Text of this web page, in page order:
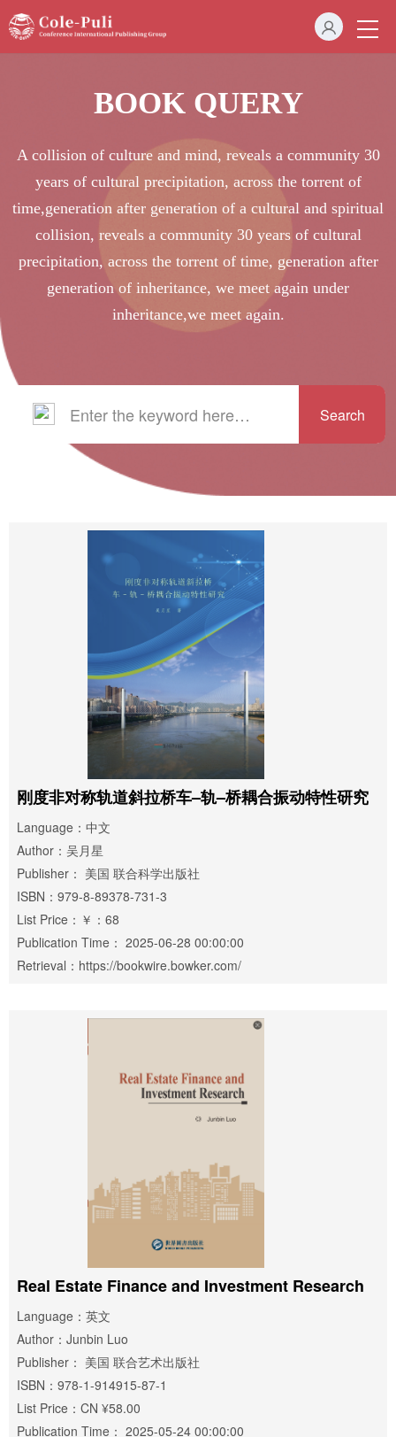
BOOK QUERY
A collision of culture and mind, reveals a community 30
years of cultural precipitation, across the torrent of
time,generation after generation of a cultural and spiritual
collision, reveals a community 30 years of cultural
precipitation, across the torrent of time, generation after
generation of inheritance, we meet again under
inheritance,we meet again.
Search
刚度非对称轨道斜拉桥车–轨–桥耦合振动特性研究
Language：中文
Author：吴月星
Publisher： 美国 联合科学出版社
ISBN：979-8-89378-731-3
List Price：￥：68
Publication Time： 2025-06-28 00:00:00
Retrieval：https://bookwire.bowker.com/
Real Estate Finance and Investment Research
Language：英文
Author：Junbin Luo
Publisher： 美国 联合艺术出版社
ISBN：978-1-914915-87-1
List Price：CN ¥58.00
Publication Time： 2025-05-24 00:00:00